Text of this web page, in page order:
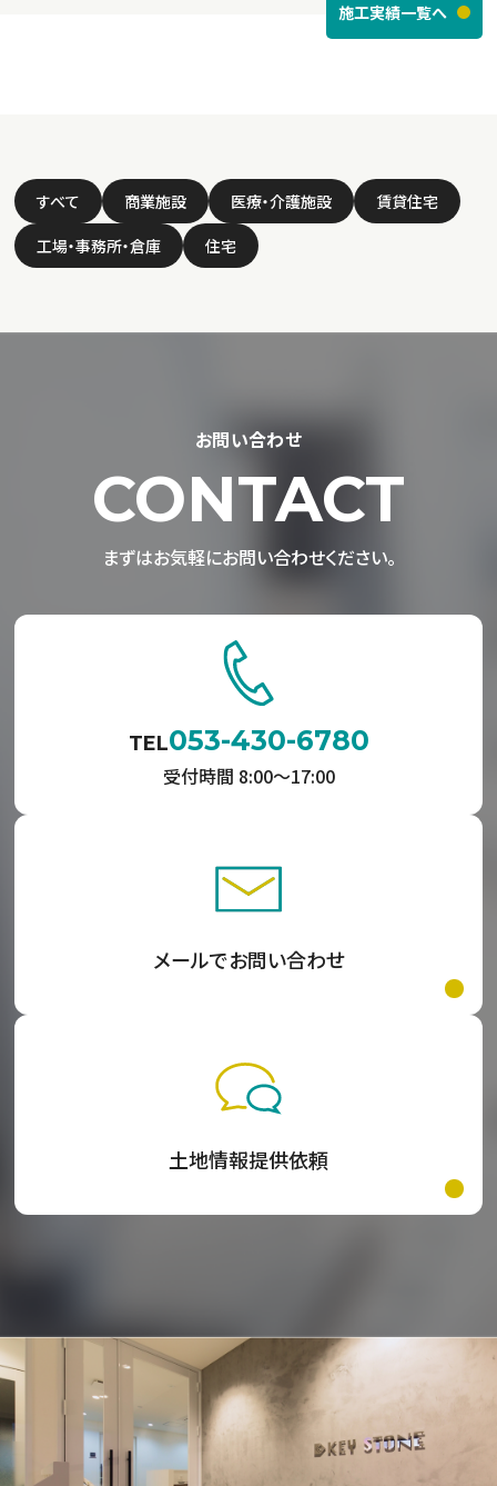
施工実績一覧へ
すべて 商業施設 医療・介護施設
賃貸住宅
工場・事務所・倉庫
住宅
お問い合わせ
CONTACT
まずはお気軽にお問い合わせください。
TEL053-430-6780
受付時間 8:00〜17:00
メールでお問い合わせ
土地情報提供依頼